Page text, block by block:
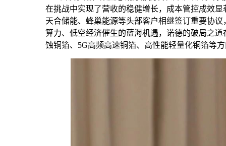
在挑战中实现了营收的稳健增长，成本管控成效
天合储能、蜂巢能源等头部客户相继签订重要协
算力、低空经济催生的蓝海机遇，诺德的破局之
蚀铜箔、5G高频高速铜箔、高性能轻量化铜箔等